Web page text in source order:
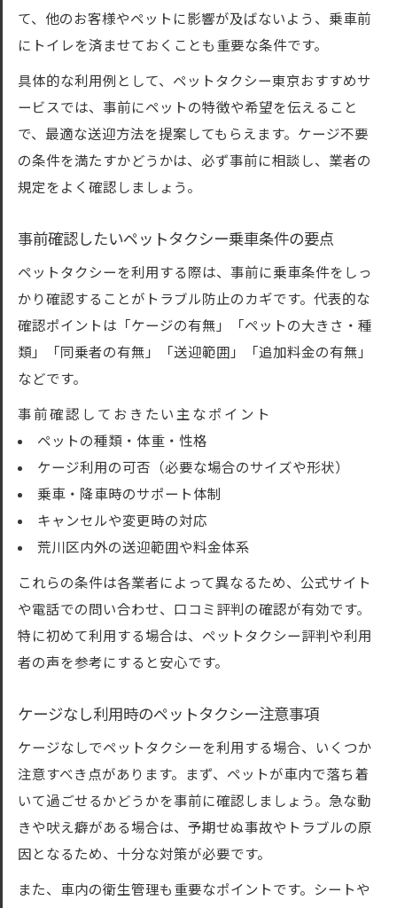
て、他のお客様やペットに影響が及ばないよう、乗車前
にトイレを済ませておくことも重要な条件です。
具体的な利用例として、ペットタクシー東京おすすめサ
ービスでは、事前にペットの特徴や希望を伝えること
で、最適な送迎方法を提案してもらえます。ケージ不要
の条件を満たすかどうかは、必ず事前に相談し、業者の
規定をよく確認しましょう。
事前確認したいペットタクシー乗車条件の要点
ペットタクシーを利用する際は、事前に乗車条件をしっ
かり確認することがトラブル防止のカギです。代表的な
確認ポイントは「ケージの有無」「ペットの大きさ・種
類」「同乗者の有無」「送迎範囲」「追加料金の有無」
などです。
事前確認しておきたい主なポイント
ペットの種類・体重・性格
ケージ利用の可否（必要な場合のサイズや形状）
乗車・降車時のサポート体制
キャンセルや変更時の対応
荒川区内外の送迎範囲や料金体系
これらの条件は各業者によって異なるため、公式サイト
や電話での問い合わせ、口コミ評判の確認が有効です。
特に初めて利用する場合は、ペットタクシー評判や利用
者の声を参考にすると安心です。
ケージなし利用時のペットタクシー注意事項
ケージなしでペットタクシーを利用する場合、いくつか
注意すべき点があります。まず、ペットが車内で落ち着
いて過ごせるかどうかを事前に確認しましょう。急な動
きや吠え癖がある場合は、予期せぬ事故やトラブルの原
因となるため、十分な対策が必要です。
また、車内の衛生管理も重要なポイントです。シートや